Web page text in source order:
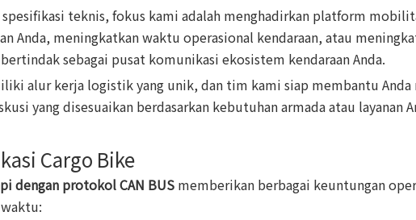
teknis, fokus kami adalah menghadirkan platform
Anda, meningkatkan waktu operasional kendaraan, atau
sebagai pusat komunikasi ekosistem kendaraan Anda.
alur kerja logistik yang unik, dan tim kami siap membantu
yang disesuaikan berdasarkan kebutuhan armada atau layanan
Cargo Bike
dengan protokol CAN BUS memberikan berbagai keuntungan